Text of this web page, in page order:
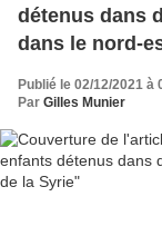
détenus dans
dans le nord-
Publié le 02/12/2021 à
Par Gilles Munier